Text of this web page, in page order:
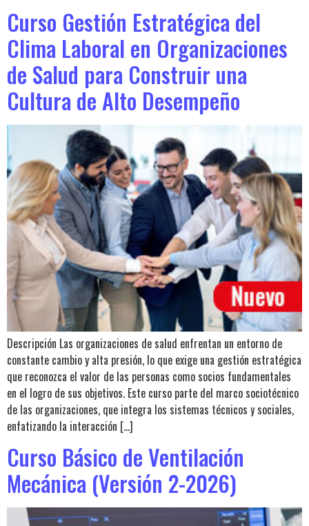
Curso Gestión Estratégica del
Clima Laboral en Organizaciones
de Salud para Construir una
Cultura de Alto Desempeño
Descripción Las organizaciones de salud enfrentan un entorno de
constante cambio y alta presión, lo que exige una gestión estratégica
que reconozca el valor de las personas como socios fundamentales
en el logro de sus objetivos. Este curso parte del marco sociotécnico
de las organizaciones, que integra los sistemas técnicos y sociales,
enfatizando la interacción […]
Curso Básico de Ventilación
Mecánica (Versión 2-2026)